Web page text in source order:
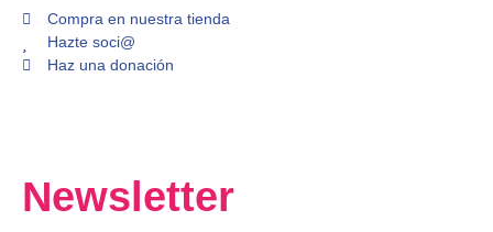
Compra en nuestra tienda
Hazte soci@
Haz una donación
Newsletter